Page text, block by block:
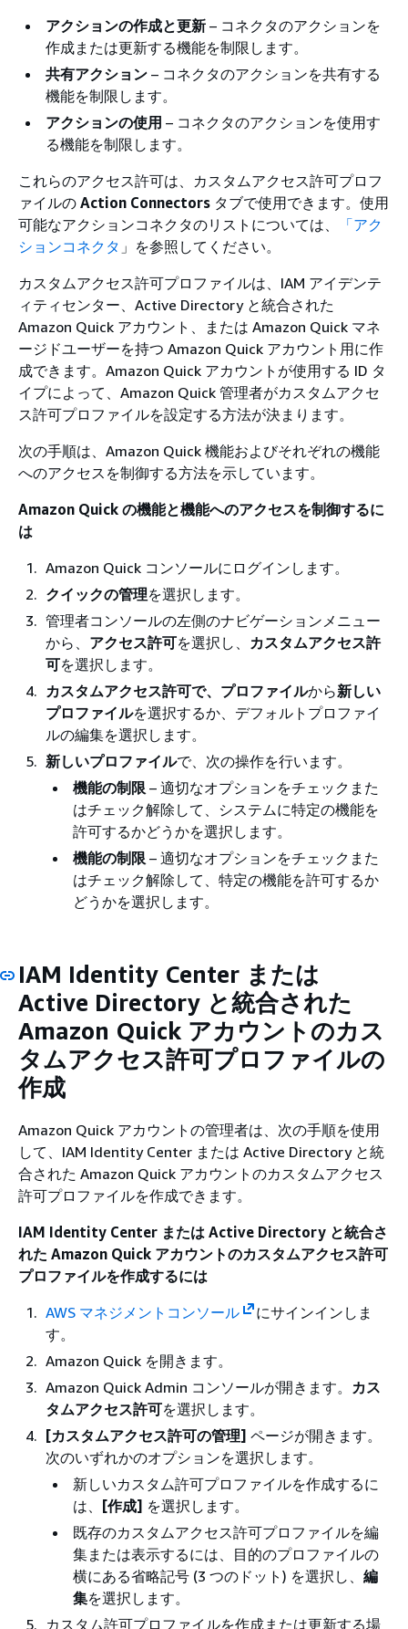
アクションの作成と更新 – コネクタのアクションを
作成または更新する機能を制限します。
共有アクション – コネクタのアクションを共有する
機能を制限します。
アクションの使用 – コネクタのアクションを使用す
る機能を制限します。
これらのアクセス許可は、カスタムアクセス許可プロフ
ァイルの Action Connectors タブで使用できます。使用
可能なアクションコネクタのリストについては、
「アク
ションコネクタ 」を参照してください。
カスタムアクセス許可プロファイルは、IAM アイデンテ
ィティセンター、Active Directory と統合された
Amazon Quick アカウント、または Amazon Quick マネ
ージドユーザーを持つ Amazon Quick アカウント用に作
成できます。Amazon Quick アカウントが使用する ID タ
イプによって、Amazon Quick 管理者がカスタムアクセ
ス許可プロファイルを設定する方法が決まります。
次の手順は、Amazon Quick 機能およびそれぞれの機能
へのアクセスを制御する方法を示しています。
Amazon Quick の機能と機能へのアクセスを制御するに
は
Amazon Quick コンソールにログインします。
クイックの管理を選択します。
管理者コンソールの左側のナビゲーションメニュー
から、 アクセス許可を選択し、 カスタムアクセス許
可を選択します。
カスタムアクセス許可で、プロファイルから新しい
プロファイルを選択するか、デフォルトプロファイ
ルの編集を選択します。
新しいプロファイルで、次の操作を行います。
機能の制限 – 適切なオプションをチェックまた
はチェック解除して、システムに特定の機能を
許可するかどうかを選択します。
機能の制限 – 適切なオプションをチェックまた
はチェック解除して、特定の機能を許可するか
どうかを選択します。
IAM Identity Center または
Active Directory と統合された
Amazon Quick アカウントのカス
タムアクセス許可プロファイルの
作成
Amazon Quick アカウントの管理者は、次の手順を使用
して、IAM Identity Center または Active Directory と統
合された Amazon Quick アカウントのカスタムアクセス
許可プロファイルを作成できます。
IAM Identity Center または Active Directory と統合さ
れた Amazon Quick アカウントのカスタムアクセス許可
プロファイルを作成するには
AWS マネジメントコンソール
にサインインしま
す。
Amazon Quick を開きます。
Amazon Quick Admin コンソールが開きます。 カス
タムアクセス許可を選択します。
[カスタムアクセス許可の管理] ページが開きます。
次のいずれかのオプションを選択します。
新しいカスタム許可プロファイルを作成するに
は、
[作成] を選択します。
既存のカスタムアクセス許可プロファイルを編
集または表示するには、目的のプロファイルの
横にある省略記号 (3 つのドット) を選択し、 編
集を選択します。
カスタム許可プロファイルを作成または更新する場